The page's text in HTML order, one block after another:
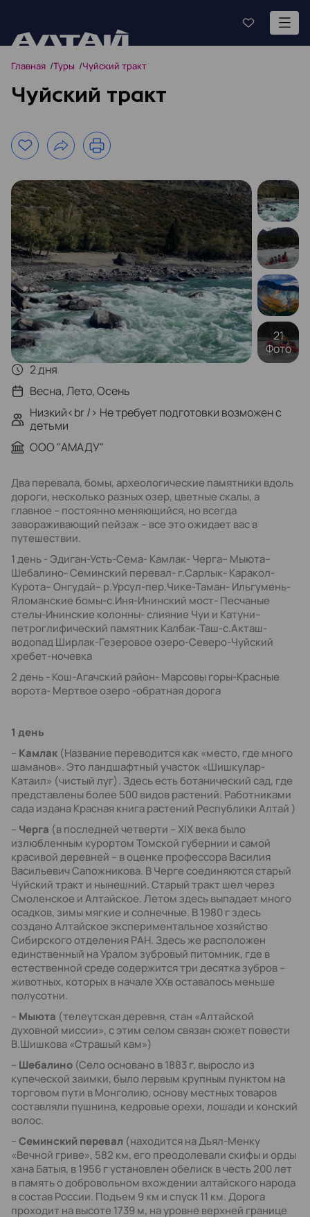
Главная Туры Чуйский тракт
Чуйский тракт
21
Фото
2 дня
Весна, Лето, Осень
Низкий<br /> Не требует подготовки возможен с
детьми
ООО "АМАДУ"
Два перевала, бомы, археологические памятники вдоль
дороги, несколько разных озер, цветные скалы, а
главное – постоянно меняющийся, но всегда
завораживающий пейзаж – все это ожидает вас в
путешествии.
1 день - Эдиган-Усть-Сема- Камлак- Черга– Мыюта–
Шебалино- Семинский перевал- г.Сарлык- Каракол-
Курота– Онгудай– р.Урсул-пер.Чике-Таман- Ильгумень-
Яломанские бомы-с.Иня-Ининский мост- Песчаные
стелы-Ининские колонны- слияние Чуи и Катуни–
петроглифический памятник Калбак-Таш-с.Акташ-
водопад Ширлак-Гезеровое озеро-Северо-Чуйский
хребет-ночевка
2 день - Кош-Агачский район- Марсовы горы-Красные
ворота- Мертвое озеро -обратная дорога
1 день
– Камлак (Название переводится как «место, где много
шаманов». Это ландшафтный участок «Шишкулар-
Катаил» (чистый луг). Здесь есть ботанический сад, где
представлены более 500 видов растений. Работниками
сада издана Красная книга растений Республики Алтай )
– Черга (в последней четверти – XIX века было
излюбленным курортом Томской губернии и самой
красивой деревней – в оценке профессора Василия
Васильевич Сапожникова. В Черге соединяются старый
Чуйский тракт и нынешний. Старый тракт шел через
Смоленское и Алтайское. Летом здесь выпадает много
осадков, зимы мягкие и солнечные. В 1980 г здесь
создано Алтайское экспериментальное хозяйство
Сибирского отделения РАН. Здесь же расположен
единственный на Уралом зубровый питомник, где в
естественной среде содержится три десятка зубров –
животных, которых в начале XXв оставалось меньше
полусотни.
– Мыюта (телеутская деревня, стан «Алтайской
духовной миссии», с этим селом связан сюжет повести
В.Шишкова «Страшый кам»)
– Шебалино (Село основано в 1883 г, выросло из
купеческой заимки, было первым крупным пунктом на
торговом пути в Монголию, основу местных товаров
составляли пушнина, кедровые орехи, лошади и конский
волос.
–Семинский перевал (находится на Дьял-Менку
«Вечной гриве», 582 км, его преодолевали скифы и орды
хана Батыя, в 1956 г установлен обелиск в честь 200 лет
в память о добровольном вхождении алтайского народа
в состав России. Подъем 9 км и спуск 11 км. Дорога
проходит на высоте 1739 м, на уровне верхней границе